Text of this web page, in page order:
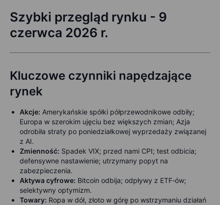
Szybki przegląd rynku - 9
czerwca 2026 r.
Kluczowe czynniki napędzające
rynek
Akcje: Amerykańskie spółki półprzewodnikowe odbiły;
Europa w szerokim ujęciu bez większych zmian; Azja
odrobiła straty po poniedziałkowej wyprzedaży związanej
z AI.
Zmienność: Spadek VIX; przed nami CPI; test odbicia;
defensywne nastawienie; utrzymany popyt na
zabezpieczenia.
Aktywa cyfrowe: Bitcoin odbija; odpływy z ETF‑ów;
selektywny optymizm.
Towary: Ropa w dół, złoto w górę po wstrzymaniu działań